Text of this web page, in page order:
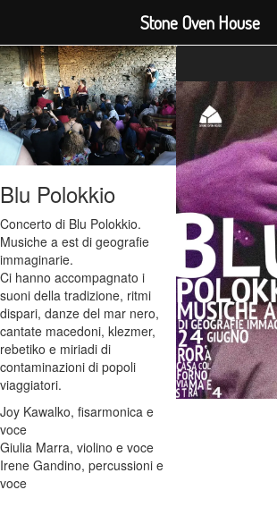
Blu Polokkio
Concerto di Blu Polokkio.
Musiche a est di geografie
immaginarie.
Ci hanno accompagnato i
suoni della tradizione, ritmi
dispari, danze del mar nero,
cantate macedoni, klezmer,
rebetiko e miriadi di
contaminazioni di popoli
viaggiatori.
Joy Kawalko, fisarmonica e
voce
Giulia Marra, violino e voce
Irene Gandino, percussioni e
voce
Stone Oven House